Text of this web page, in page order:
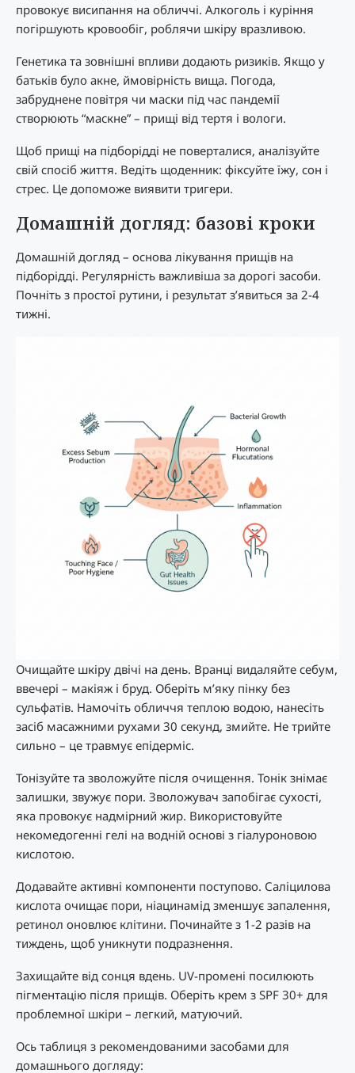
провокує висипання на обличчі. Алкоголь і куріння
погіршують кровообіг, роблячи шкіру вразливою.
Генетика та зовнішні впливи додають ризиків. Якщо у
батьків було акне, ймовірність вища. Погода,
забруднене повітря чи маски під час пандемії
створюють “маскне” – прищі від тертя і вологи.
Щоб прищі на підборідді не поверталися, аналізуйте
свій спосіб життя. Ведіть щоденник: фіксуйте їжу, сон і
стрес. Це допоможе виявити тригери.
Домашній догляд: базові кроки
Домашній догляд – основа лікування прищів на
підборідді. Регулярність важливіша за дорогі засоби.
Почніть з простої рутини, і результат з’явиться за 2-4
тижні.
Очищайте шкіру двічі на день. Вранці видаляйте себум,
ввечері – макіяж і бруд. Оберіть м’яку пінку без
сульфатів. Намочіть обличчя теплою водою, нанесіть
засіб масажними рухами 30 секунд, змийте. Не трийте
сильно – це травмує епідерміс.
Тонізуйте та зволожуйте після очищення. Тонік знімає
залишки, звужує пори. Зволожувач запобігає сухості,
яка провокує надмірний жир. Використовуйте
некомедогенні гелі на водній основі з гіалуроновою
кислотою.
Додавайте активні компоненти поступово. Саліцилова
кислота очищає пори, ніацинамід зменшує запалення,
ретинол оновлює клітини. Починайте з 1-2 разів на
тиждень, щоб уникнути подразнення.
Захищайте від сонця вдень. UV-промені посилюють
пігментацію після прищів. Оберіть крем з SPF 30+ для
проблемної шкіри – легкий, матуючий.
Ось таблиця з рекомендованими засобами для
домашнього догляду: